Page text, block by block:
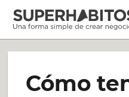
Saltar
contenido
Cómo